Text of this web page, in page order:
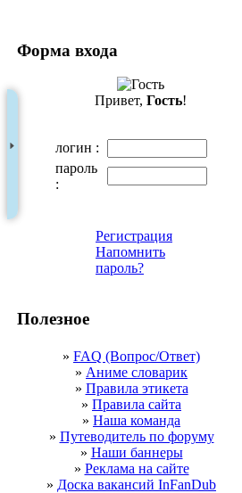
Форма входа
Привет, Гость!
логин :
пароль
:
Регистрация
Напомнить
пароль?
Полезное
» FAQ (Вопрос/Ответ)
» Аниме словарик
» Правила этикета
» Правила сайта
» Наша команда
» Путеводитель по форуму
» Наши баннеры
» Реклама на сайте
» Доска вакансий InFanDub